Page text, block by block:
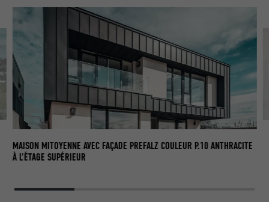
MAISON MITOYENNE AVEC FAÇADE PREFALZ COULEUR P.10 ANTHRACITE
À L'ÉTAGE SUPÉRIEUR